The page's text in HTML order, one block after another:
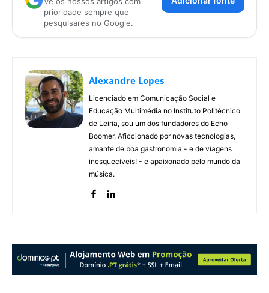
prioridade sempre que
pesquisares no Google.
Alexandre Lopes
Licenciado em Comunicação Social e
Educação Multimédia no Instituto Politécnico
de Leiria, sou um dos fundadores do Echo
Boomer. Aficcionado por novas tecnologias,
amante de boa gastronomia - e de viagens
inesquecíveis! - e apaixonado pelo mundo da
música.